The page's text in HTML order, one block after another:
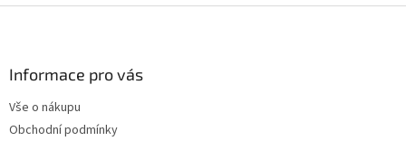
Informace pro vás
Vše o nákupu
Obchodní podmínky